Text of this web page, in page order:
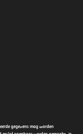
gegevens mag worden